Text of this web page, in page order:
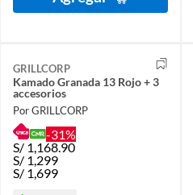
GRILLCORP
Kamado Granada 13 Rojo + 3
accesorios
Por GRILLCORP
-31%
S/ 1,168.90
S/ 1,299
S/ 1,699